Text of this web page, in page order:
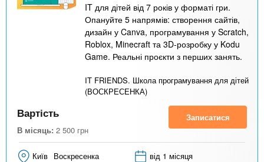
IT для дітей від 7 років у форматі гри.
Опануйте 5 напрямів: створення сайтів,
дизайн у Canva, програмування у Scratch,
Roblox, Minecraft та 3D-розробку у Kodu
Game. Реальні проєкти з перших занять.
IT FRIENDS. Школа програмування для дітей
(ВОСКРЕСЕНКА)
Вартість
В місяць: 2 500 грн
Записатися
Київ Воскресенка від 1 місяця